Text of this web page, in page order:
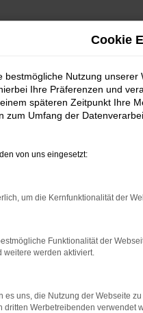
bestimmter Seiten
beheben.
auf dem neuesten
kann auch dazu
Cookie
bestmögliche Nutzung
Ihre Präferenzen und
späteren Zeitpunkt Ihre
zum Umfang der
von uns eingesetzt:
um die Kernfunktionalität der
Funktionalität der
weitere werden aktiviert.
es uns, die Nutzung der Webseite
dritten Werbetreibenden